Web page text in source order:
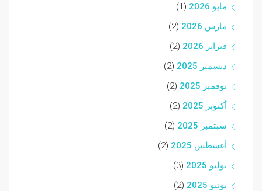
مايو 2026
(1)
مارس 2026
(2)
فبراير 2026
(2)
ديسمبر 2025
(2)
نوفمبر 2025
(2)
أكتوبر 2025
(2)
سبتمبر 2025
(2)
أغسطس 2025
(2)
يوليو 2025
(3)
يونيو 2025
(2)